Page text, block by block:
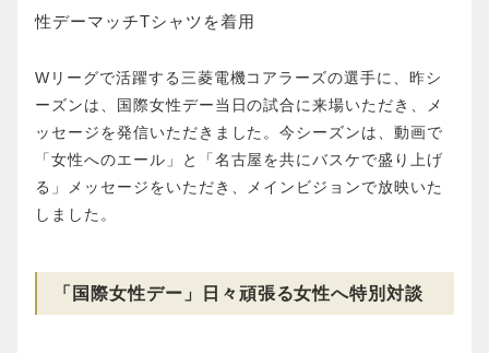
性デーマッチTシャツを着用
Wリーグで活躍する三菱電機コアラーズの選手に、昨シ
ーズンは、国際女性デー当日の試合に来場いただき、メ
ッセージを発信いただきました。今シーズンは、動画で
「女性へのエール」と「名古屋を共にバスケで盛り上げ
る」メッセージをいただき、メインビジョンで放映いた
しました。
「国際女性デー」日々頑張る女性へ特別対談